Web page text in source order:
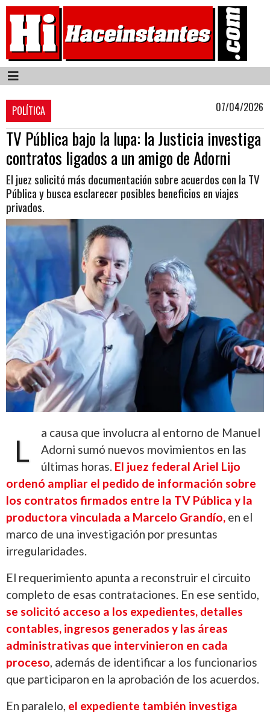
POLÍTICA 07/04/2026
TV Pública bajo la lupa: la Justicia investiga
contratos ligados a un amigo de Adorni
El juez solicitó más documentación sobre acuerdos con la TV
Pública y busca esclarecer posibles beneficios en viajes
privados.
L
a causa que involucra al entorno de Manuel
Adorni sumó nuevos movimientos en las
últimas horas. El juez federal Ariel Lijo
ordenó ampliar el pedido de información sobre
los contratos firmados entre la TV Pública y la
productora vinculada a Marcelo Grandío, en el
marco de una investigación por presuntas
irregularidades.
El requerimiento apunta a reconstruir el circuito
completo de esas contrataciones. En ese sentido,
se solicitó acceso a los expedientes, detalles
contables, ingresos generados y las áreas
administrativas que intervinieron en cada
proceso, además de identificar a los funcionarios
que participaron en la aprobación de los acuerdos.
En paralelo, el expediente también investiga